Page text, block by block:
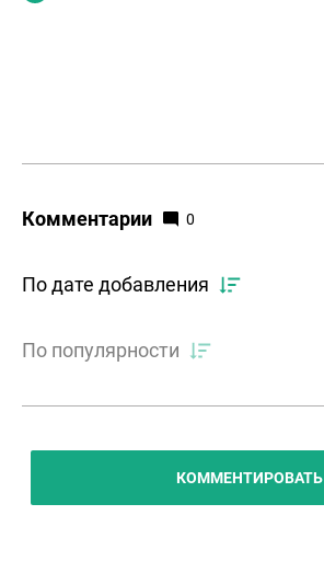
Комментарии 0
По дате добавления
По популярности
КОММЕНТИРОВАТЬ